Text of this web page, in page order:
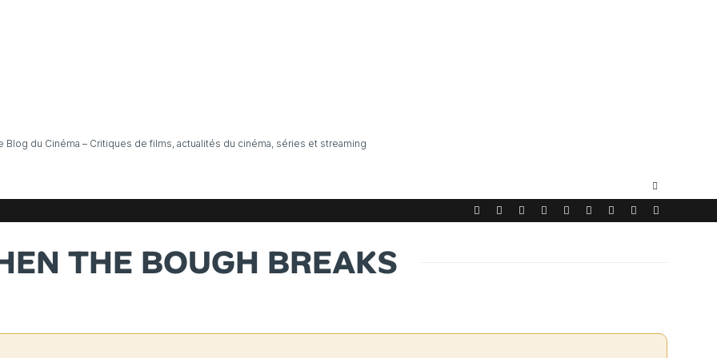
Blog du Cinéma – Critiques de films, actualités du cinéma, séries et streaming
THE BOUGH BREAKS